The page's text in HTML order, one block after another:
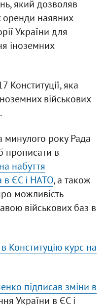
який дозволяв
оренди наявних
України для
іноземних
Конституції, яка
військових
минулого року Рада
прописати в
набуття
в ЄС і НАТО, а також
можливість
військових баз в
Конституцію курс на
підписав зміни в
України в ЄС і